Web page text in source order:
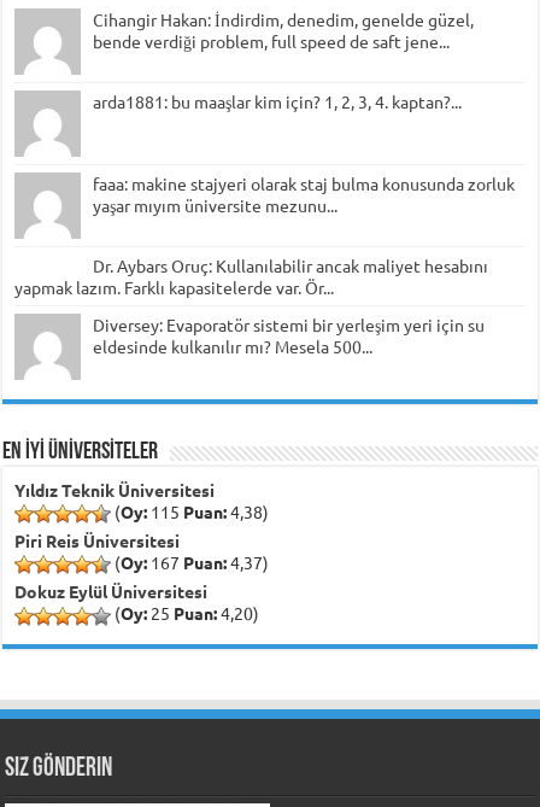
Cihangir Hakan: İndirdim, denedim, genelde güzel,
bende verdiği problem, full speed de saft jene...
arda1881: bu maaşlar kim için? 1, 2, 3, 4. kaptan?...
faaa: makine stajyeri olarak staj bulma konusunda zorluk
yaşar mıyım üniversite mezunu...
Dr. Aybars Oruç: Kullanılabilir ancak maliyet hesabını
yapmak lazım. Farklı kapasitelerde var. Ör...
Diversey: Evaporatör sistemi bir yerleşim yeri için su
eldesinde kulkanılır mı? Mesela 500...
EN İYİ ÜNİVERSİTELER
Yıldız Teknik Üniversitesi
(Oy: 115 Puan:4,38)
Piri Reis Üniversitesi
(Oy: 167 Puan:4,37)
Dokuz Eylül Üniversitesi
(Oy: 25 Puan:4,20)
Siz Gönderin